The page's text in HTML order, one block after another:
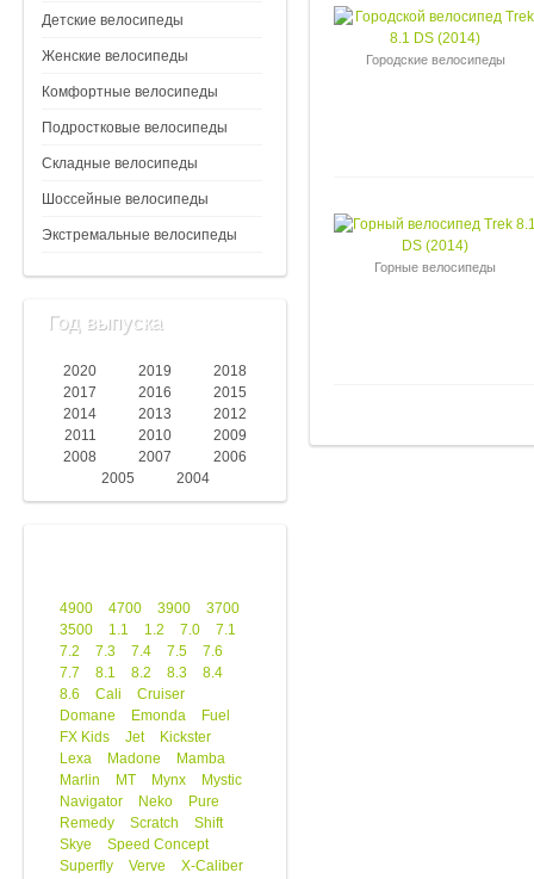
Детские велосипеды
Женские велосипеды
Комфортные велосипеды
Подростковые велосипеды
Складные велосипеды
Шоссейные велосипеды
Экстремальные велосипеды
Год выпуска
2020 2019
2018
2017
2016
2015
2014
2013
2012
2011
2010
2009
2008
2007
2006
2005
2004
4900 4700 3900
3700
3500
1.1 1.2 7.0
7.1
7.2
7.3 7.4 7.5
7.6
7.7
8.1 8.2 8.3
8.4
8.6
Cali
Cruiser
Domane
Emonda
Fuel
FX Kids
Jet
Kickster
Lexa
Madone
Mamba
Marlin
MT Mynx
Mystic
Navigator
Neko
Pure
Remedy
Scratch
Shift
Skye
Speed Concept
Superfly
Verve X-Caliber
Городские велосипеды
Горные велосипеды